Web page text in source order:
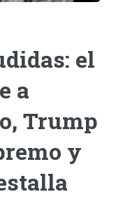
el
a
Trump
y